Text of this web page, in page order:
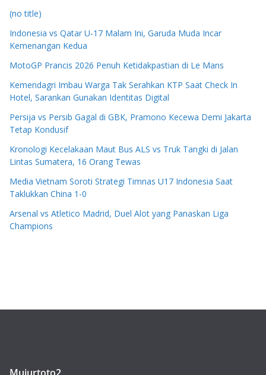
(no title)
Indonesia vs Qatar U-17 Malam Ini, Garuda Muda Incar
Kemenangan Kedua
MotoGP Prancis 2026 Penuh Ketidakpastian di Le Mans
Kemendagri Imbau Warga Tak Serahkan KTP Saat Check In
Hotel, Sarankan Gunakan Identitas Digital
Persija vs Persib Gagal di GBK, Pramono Kecewa Demi Jakarta
Tetap Kondusif
Kronologi Kecelakaan Maut Bus ALS vs Truk Tangki di Jalan
Lintas Sumatera, 16 Orang Tewas
Media Vietnam Soroti Strategi Timnas U17 Indonesia Saat
Taklukkan China 1-0
Arsenal vs Atletico Madrid, Duel Alot yang Panaskan Liga
Champions